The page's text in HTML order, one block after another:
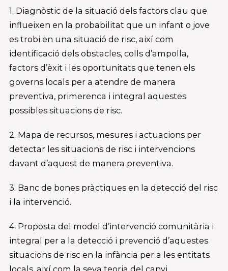
1. Diagnòstic de la situació dels factors clau que
influeixen en la probabilitat que un infant o jove
es trobi en una situació de risc, així com
identificació dels obstacles, colls d’ampolla,
factors d’èxit i les oportunitats que tenen els
governs locals per a atendre de manera
preventiva, primerenca i integral aquestes
possibles situacions de risc.
2. Mapa de recursos, mesures i actuacions per
detectar les situacions de risc i intervencions
davant d’aquest de manera preventiva.
3. Banc de bones pràctiques en la detecció del risc
i la intervenció.
4. Proposta del model d’intervenció comunitària i
integral per a la detecció i prevenció d’aquestes
situacions de risc en la infància per a les entitats